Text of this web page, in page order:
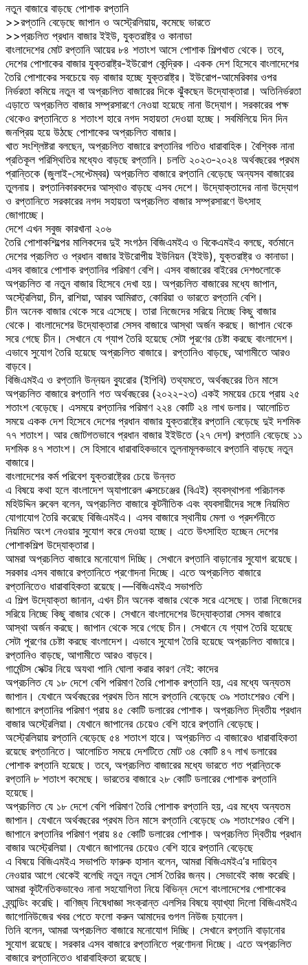
নতুন বাজারে বাড়ছে পোশাক রপ্তানি
>>রপ্তানি বেড়েছে জাপান ও অস্ট্রেলিয়ায়, কমেছে ভারতে
>>প্রচলিত প্রধান বাজার ইইউ, যুক্তরাষ্ট্র ও কানাডা
বাংলাদেশের মোট রপ্তানি আয়ের ৮৪ শতাংশ আসে পোশাক শিল্পখাত থেকে। তবে,
দেশের পোশাকের বাজার যুক্তরাষ্ট্র-ইউরোপ কেন্দ্রিক। একক দেশ হিসেবে বাংলাদেশের
তৈরি পোশাকের সবচেয়ে বড় বাজার হচ্ছে যুক্তরাষ্ট্র। ইউরোপ-আমেরিকার ওপর
নির্ভরতা কমিয়ে নতুন বা অপ্রচলিত বাজারের দিকে ঝুঁকছেন উদ্যোক্তারা। অতিনির্ভরতা
এড়াতে অপ্রচলিত বাজার সম্প্রসারণে নেওয়া হয়েছে নানা উদ্যোগ। সরকারের পক্ষ
থেকেও রপ্তানিতে ৪ শতাংশ হারে নগদ সহায়তা দেওয়া হচ্ছে। সবমিলিয়ে দিন দিন
জনপ্রিয় হয়ে উঠছে পোশাকের অপ্রচলিত বাজার।
খাত সংশ্লিষ্টরা বলছেন, অপ্রচলিত বাজারে রপ্তানির গতিও ধারাবাহিক। বৈশ্বিক নানা
প্রতিকূল পরিস্থিতির মধ্যেও বাড়ছে রপ্তানি। চলতি ২০২৩-২০২৪ অর্থবছরের প্রথম
প্রান্তিকে (জুলাই-সেপ্টেম্বর) অপ্রচলিত বাজারে রপ্তানি বেড়েছে অন্যসব বাজারের
তুলনায়। রপ্তানিকারকদের আস্থাও বাড়ছে এসব দেশে। উদ্যোক্তাদের নানা উদ্যোগ
ও রপ্তানিতে সরকারের নগদ সহায়তা অপ্রচলিত বাজার সম্প্রসারণে উৎসাহ
জোগাচ্ছে।
দেশে এখন সবুজ কারখানা ২০৬
তৈরি পোশাকশিল্পের মালিকদের দুই সংগঠন বিজিএমইএ ও বিকেএমইএ বলছে, বর্তমানে
দেশের প্রচলিত ও প্রধান বাজার ইউরোপীয় ইউনিয়ন (ইইউ), যুক্তরাষ্ট্র ও কানাডা।
এসব বাজারে পোশাক রপ্তানির পরিমাণ বেশি। এসব বাজারের বাইরের দেশগুলোকে
অপ্রচলিত বা নতুন বাজার হিসেবে দেখা হয়। অপ্রচলিত বাজারের মধ্যে জাপান,
অস্ট্রেলিয়া, চীন, রাশিয়া, আরব আমিরাত, কোরিয়া ও ভারতে রপ্তানি বেশি।
চীন অনেক বাজার থেকে সরে এসেছে। তারা নিজেদের সরিয়ে নিচ্ছে কিছু বাজার
থেকে। বাংলাদেশের উদ্যোক্তারা সেসব বাজারে আস্থা অর্জন করছে। জাপান থেকে
সরে গেছে চীন। সেখানে যে গ্যাপ তৈরি হয়েছে সেটা পূরণের চেষ্টা করছে বাংলাদেশ।
এভাবে সুযোগ তৈরি হয়েছে অপ্রচলিত বাজারে। রপ্তানিও বাড়ছে, আগামীতে আরও
বাড়বে।
বিজিএমইএ ও রপ্তানি উন্নয়ন ব্যুরোর (ইপিবি) তথ্যমতে, অর্থবছরের তিন মাসে
অপ্রচলিত বাজারে রপ্তানি গত অর্থবছরের (২০২২-২৩) একই সময়ের চেয়ে প্রায় ২৫
শতাংশ বেড়েছে। এসময়ে রপ্তানির পরিমাণ ২২৪ কোটি ২৪ লাখ ডলার। আলোচিত
সময়ে একক দেশ হিসেবে দেশের প্রধান বাজার যুক্তরাষ্ট্রে রপ্তানি বেড়েছে দুই দশমিক
৭৭ শতাংশ। আর জোটগতভাবে প্রধান বাজার ইইউতে (২৭ দেশ) রপ্তানি বেড়েছে ১১
দশমিক ৪৭ শতাংশ। সে হিসাবে ধারাবাহিকভাবে তুলনামূলকভাবে রপ্তানি বাড়ছে নতুন
বাজারে।
বাংলাদেশের কর্ম পরিবেশ যুক্তরাষ্ট্রের চেয়ে উন্নত
এ বিষয়ে কথা হলে বাংলাদেশ অ্যাপারেল এক্সচেঞ্জের (বিএই) ব্যবস্থাপনা পরিচালক
মহিউদ্দিন রুবেল বলেন, অপ্রচলিত বাজারে কূটনীতিক এবং ব্যবসায়ীদের সঙ্গে নিয়মিত
যোগাযোগ তৈরি করেছে বিজিএমইএ। এসব বাজারে স্থানীয় মেলা ও প্রদর্শনীতে
নিয়মিত অংশ নেওয়ার সুযোগ করে দেওয়া হচ্ছে। এতে উৎসাহিত হচ্ছেন দেশের
পোশাকশিল্প উদ্যোক্তারা।
আমরা অপ্রচলিত বাজারে মনোযোগ দিচ্ছি। সেখানে রপ্তানি বাড়ানোর সুযোগ রয়েছে।
সরকার এসব বাজারে রপ্তানিতে প্রণোদনা দিচ্ছে। এতে অপ্রচলিত বাজারে
রপ্তানিতেও ধারাবাহিকতা রয়েছে।—বিজিএমইএ সভাপতি
এ শিল্প উদ্যোক্তা জানান, এখন চীন অনেক বাজার থেকে সরে এসেছে। তারা নিজেদের
সরিয়ে নিচ্ছে কিছু বাজার থেকে। সেখানে বাংলাদেশের উদ্যোক্তারা সেসব বাজারে
আস্থা অর্জন করছে। জাপান থেকে সরে গেছে চীন। সেখানে যে গ্যাপ তৈরি হয়েছে
সেটা পূরণের চেষ্টা করছে বাংলাদেশ। এভাবে সুযোগ তৈরি হয়েছে অপ্রচলিত বাজারে।
রপ্তানিও বাড়ছে, আগামীতে আরও বাড়বে।
গার্মেন্টস সেক্টর নিয়ে অযথা পানি ঘোলা করার কারণ নেই: কাদের
অপ্রচলিত যে ১৮ দেশে বেশি পরিমাণ তৈরি পোশাক রপ্তানি হয়, এর মধ্যে অন্যতম
জাপান। যেখানে অর্থবছরের প্রথম তিন মাসে রপ্তানি বেড়েছে ৩৯ শতাংশেরও বেশি।
জাপানে রপ্তানির পরিমাণ প্রায় ৪৫ কোটি ডলারের পোশাক। অপ্রচলিত দ্বিতীয় প্রধান
বাজার অস্ট্রেলিয়া। যেখানে জাপানের চেয়েও বেশি হারে রপ্তানি বেড়েছে।
অস্ট্রেলিয়ায় রপ্তানি বেড়েছে ৫৪ শতাংশ হারে। অপ্রচলিত এ বাজারেও ধারাবাহিকতা
রয়েছে রপ্তানিতে। আলোচিত সময়ে দেশটিতে মোট ৩৪ কোটি ৪৭ লাখ ডলারের
পোশাক রপ্তানি হয়েছে। তবে, অপ্রচলিত বাজারের মধ্যে ভারতে গত প্রান্তিকে
রপ্তানি ৮ শতাংশ কমেছে। ভারতের বাজারে ২৮ কোটি ডলারের পোশাক রপ্তানি
হয়েছে।
অপ্রচলিত যে ১৮ দেশে বেশি পরিমাণ তৈরি পোশাক রপ্তানি হয়, এর মধ্যে অন্যতম
জাপান। যেখানে অর্থবছরের প্রথম তিন মাসে রপ্তানি বেড়েছে ৩৯ শতাংশেরও বেশি।
জাপানে রপ্তানির পরিমাণ প্রায় ৪৫ কোটি ডলারের পোশাক। অপ্রচলিত দ্বিতীয় প্রধান
বাজার অস্ট্রেলিয়া। যেখানে জাপানের চেয়েও বেশি হারে রপ্তানি বেড়েছে
এ বিষয়ে বিজিএমইএ সভাপতি ফারুক হাসান বলেন, আমরা বিজিএমইএ’র দায়িত্ব
নেওয়ার আগে থেকেই বলেছি নতুন নতুন সোর্স তৈরির জন্য। সেভাবেই কাজ করেছি।
আমরা কূটনৈতিকভাবেও নানা সহযোগিতা নিয়ে বিভিন্ন দেশে বাংলাদেশের পোশাকের
ব্র্যান্ডিং করেছি। বাণিজ্য নিষেধাজ্ঞা সংক্রান্ত এলসির বিষয়ে ব্যাখ্যা দিলো বিজিএমইএ
জাগোনিউজের খবর পেতে ফলো করুন আমাদের গুগল নিউজ চ্যানেল।
তিনি বলেন, আমরা অপ্রচলিত বাজারে মনোযোগ দিচ্ছি। সেখানে রপ্তানি বাড়ানোর
সুযোগ রয়েছে। সরকার এসব বাজারে রপ্তানিতে প্রণোদনা দিচ্ছে। এতে অপ্রচলিত
বাজারে রপ্তানিতেও ধারাবাহিকতা রয়েছে।